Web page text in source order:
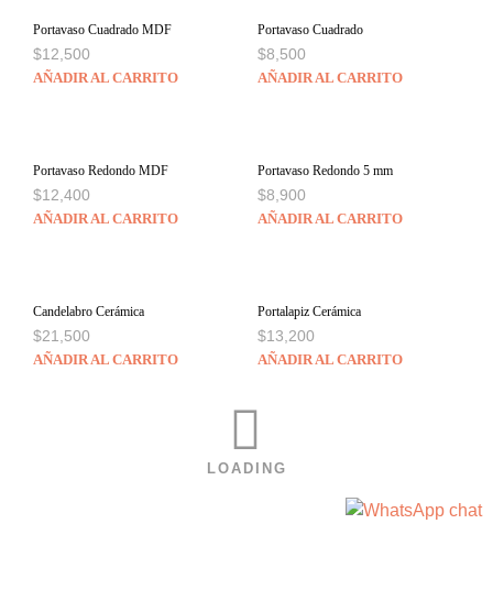
Portavaso Cuadrado MDF
$12,500
AÑADIR AL CARRITO
Portavaso Cuadrado
$8,500
AÑADIR AL CARRITO
Portavaso Redondo MDF
$12,400
AÑADIR AL CARRITO
Portavaso Redondo 5 mm
$8,900
AÑADIR AL CARRITO
Candelabro Cerámica
$21,500
AÑADIR AL CARRITO
Portalapiz Cerámica
$13,200
AÑADIR AL CARRITO
LOADING